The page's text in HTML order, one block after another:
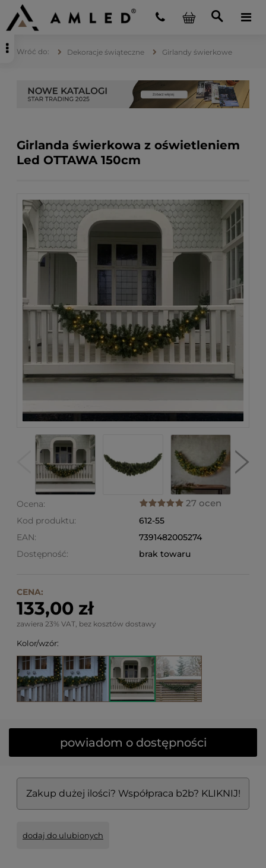
Dekoracje świąteczne Girlandy świerkowe
Girlanda świerkowa z oświetleniem
Led OTTAWA 150cm
Ocena: 27 ocen
Kod produktu:
612-55
EAN:
7391482005274
Dostępność:
brak towaru
CENA:
133,00 zł
zawiera 23% VAT, bez kosztów dostawy
Kolor/wzór:
powiadom o dostępności
Zakup dużej ilości? Współpraca b2b? KLIKNIJ!
dodaj do ulubionych